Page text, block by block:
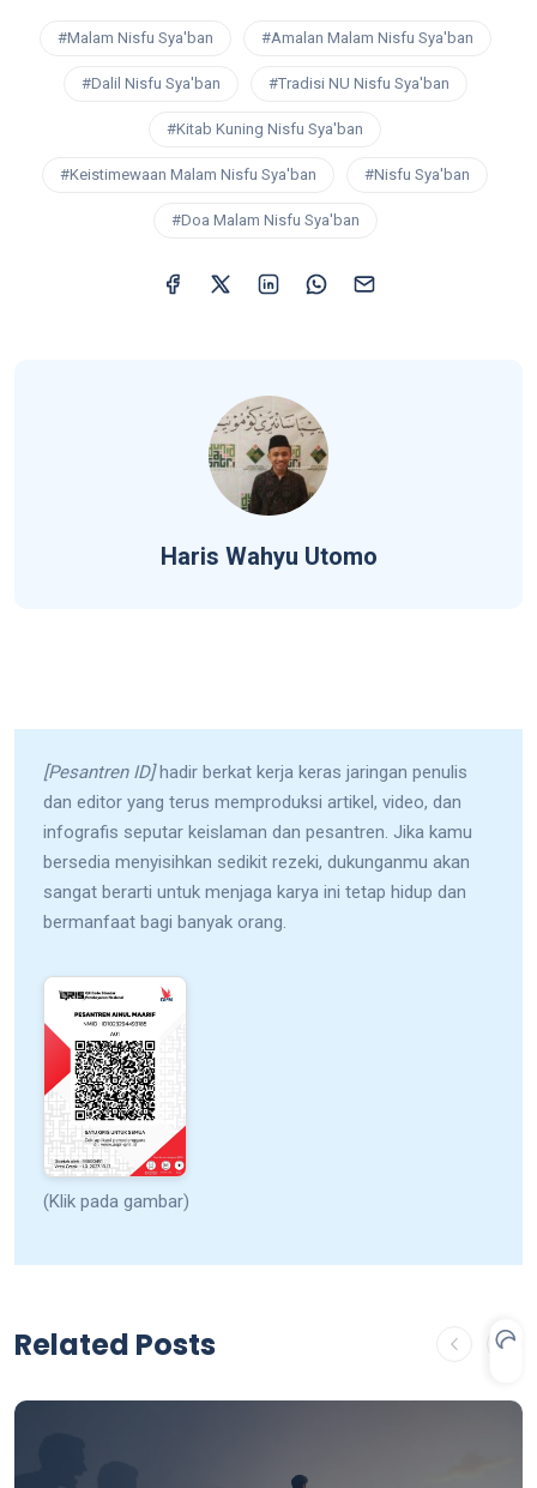
#Malam Nisfu Sya'ban #Amalan Malam Nisfu Sya'ban
#Dalil Nisfu Sya'ban #Tradisi NU Nisfu Sya'ban
#Kitab Kuning Nisfu Sya'ban
#Keistimewaan Malam Nisfu Sya'ban #Nisfu Sya'ban
#Doa Malam Nisfu Sya'ban
Haris Wahyu Utomo
[Pesantren ID]hadir berkat kerja keras jaringan penulis
dan editor yang terus memproduksi artikel, video, dan
infografis seputar keislaman dan pesantren. Jika kamu
bersedia menyisihkan sedikit rezeki, dukunganmu akan
sangat berarti untuk menjaga karya ini tetap hidup dan
bermanfaat bagi banyak orang.
(Klik pada gambar)
Related Posts